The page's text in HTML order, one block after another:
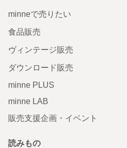
minneで売りたい
食品販売
ヴィンテージ販売
ダウンロード販売
minne PLUS
minne LAB
販売支援企画・イベント
読みもの